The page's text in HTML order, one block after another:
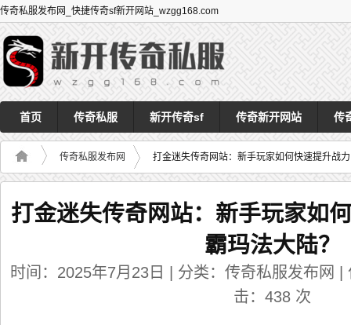
传奇私服发布网_快捷传奇sf新开网站_wzgg168.com
首页 传奇私服 新开传奇sf 传奇新开网站 传
传奇私服发布网 打金迷失传奇网站：新手玩家如何快速提升战
打金迷失传奇网站：新手玩家如
霸玛法大陆？
时间：2025年7月23日 | 分类：传奇私服发布网
击： 438 次